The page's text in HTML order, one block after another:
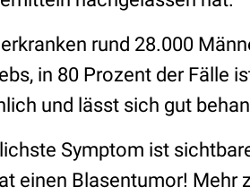
rund 28.000
in 80 Prozent der Fälle
und lässt sich gut
Symptom ist
einen Blasentumor! Mehr